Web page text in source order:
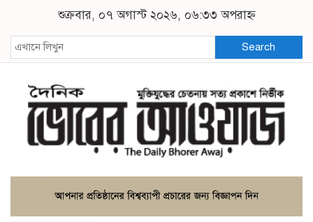
শুক্রবার, ০৭ অগাস্ট ২০২৬, ০৬:৩৩ অপরাহ্ন
Search